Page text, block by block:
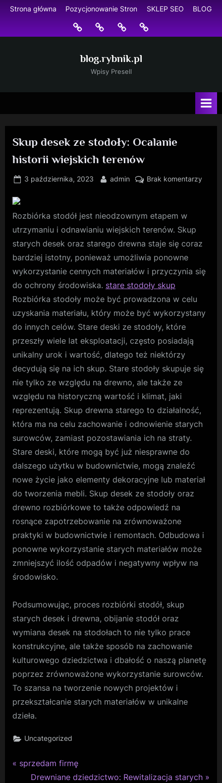
Skip
content
Strona główna Pozycjonowanie Stron SKLEP SEO BLOG
Strona
główna
Pozycjonowanie
Stron
SKLEP
SEO
BLOG
blog.rybnik.pl
Wpisy Presell
Skup desek ze stodoły: Ocalanie
historii wiejskich terenów
Posted
3 października, 2023 By
admin Brak komentarzydo
historii
Rozbiórka stodół jest nieodzownym etapem w
utrzymaniu i odnawianiu wiejskich terenów. Skup
starych desek oraz starego drewna staje się coraz
bardziej istotny, ponieważ umożliwia ponowne
wykorzystanie cennych materiałów i przyczynia się
do ochrony środowiska. stare stodoły skup
Rozbiórka stodoły może być prowadzona w celu
uzyskania materiału, który może być wykorzystany
do innych celów. Stare deski ze stodoły, które
przeszły wiele lat eksploatacji, często posiadają
unikalny urok i wartość, dlatego też niektórzy
decydują się na ich skup. Stare stodoły skupuje się
nie tylko ze względu na drewno, ale także ze
względu na historyczną wartość i klimat, jaki
reprezentują. Skup drewna starego to działalność,
która ma na celu zachowanie i odnowienie starych
surowców, zamiast pozostawiania ich na straty.
Stare deski, które mogą być już niesprawne do
dalszego użytku w budownictwie, mogą znaleźć
nowe życie jako elementy dekoracyjne lub materiał
do tworzenia mebli. Skup desek ze stodoły oraz
drewno rozbiórkowe to także odpowiedź na
rosnące zapotrzebowanie na zrównoważone
praktyki w budownictwie i remontach. Odbudowa i
ponowne wykorzystanie starych materiałów może
zmniejszyć ilość odpadów i negatywny wpływ na
środowisko.
Podsumowując, proces rozbiórki stodół, skup
starych desek i drewna, obijanie stodół oraz
wymiana desek na stodołach to nie tylko prace
konstrukcyjne, ale także sposób na zachowanie
kulturowego dziedzictwa i dbałość o naszą planetę
poprzez zrównoważone wykorzystanie surowców.
To szansa na tworzenie nowych projektów i
przekształcanie starych materiałów w unikalne
dzieła.
Uncategorized
Nawigacja
P
sprzedam firmę
N
Drewniane dziedzictwo: Rewitalizacja starych